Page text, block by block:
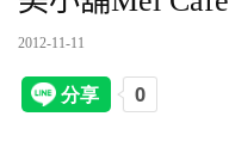
2012-11-11